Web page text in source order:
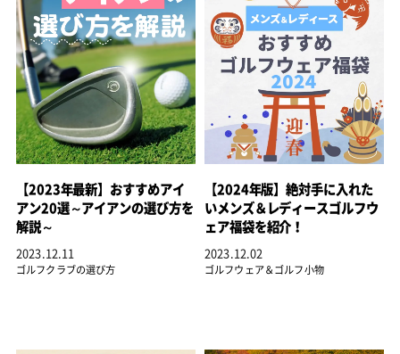
【2023年最新】おすすめアイ
アン20選～アイアンの選び方を
解説～
2023.12.11
ゴルフクラブの選び方
【2024年版】絶対手に入れた
いメンズ＆レディースゴルフウ
ェア福袋を紹介！
2023.12.02
ゴルフウェア＆ゴルフ小物